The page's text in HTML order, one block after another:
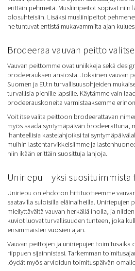
erittäin pehmeitä. Musliinipeitot sopivat niin
olosuhteisiin. Lisäksi musliinipeitot
ne tuntuvat entistä mukavammilta ajan
Brodeeraa vauvan peitto
Vauvan peittomme ovat uniikkeja sekä
brodeerauksen ansiosta. Jokainen vauvan
Suomen ja EU:n turvallisuusohjeiden
turvallisia pienille lapsille. Käytämme vain
brodeerauskoneita varmistaaksemme
Voit itse valita peittoon brodeerattavan
myös saada syntymäpäivän brodeerattuna,
ihanteellisia kastelahjoiksi tai
muihin lastentarvikkeisiimme ja
niin ikään erittäin suosittuja lahjoja.
Uniriepu – yksi
Uniriepu on ehdoton hittituotteemme
saatavilla suloisilla eläinaiheilla. Uniriepujen
miellyttävältä vauvan herkällä iholla, ja
kuviot luovat turvallisuuden tunteen, joka
ensimmäisten vuosien ajan.
Vauvan peittojen ja uniriepujen toimitusaika
riippuen sijainnistasi. Tarkemman
löydät myös arvioidun toimituspäivän